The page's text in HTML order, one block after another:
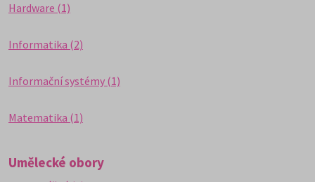
Hardware (1)
Informatika (2)
Informační systémy (1)
Matematika (1)
Umělecké obory